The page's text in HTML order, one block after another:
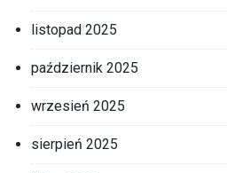
listopad 2025
październik 2025
wrzesień 2025
sierpień 2025